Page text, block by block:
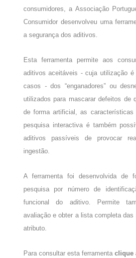
consumidores, a Associação
Consumidor desenvolveu uma
a segurança dos aditivos.
Esta ferramenta permite aos
aditivos aceitáveis - cuja utilização
casos - dos “enganadores” ou
utilizados para mascarar defeitos de
de forma artificial, as características
pesquisa interactiva é também
aditivos passíveis de provocar
ingestão.
A ferramenta foi desenvolvida de
pesquisa por número de
funcional do aditivo. Permite
avaliação e obter a lista completa
atributo.
Para consultar esta ferramenta clique